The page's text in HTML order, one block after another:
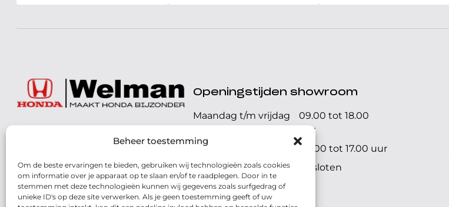
Beheer toestemming
Om de beste ervaringen te bieden, gebruiken wij technologieën zoals cookies
om informatie over je apparaat op te slaan en/of te raadplegen. Door in te
stemmen met deze technologieën kunnen wij gegevens zoals surfgedrag of
unieke ID's op deze site verwerken. Als je geen toestemming geeft of uw
072 - 57 16 9 40
Parelweg 3, 1812 RS
Alkmaar
Routebeschrijving
Openingstijden showroom
Maandag t/m vrijdag
09.00 tot 18.00
uur
Zaterdag
09.00 tot 17.00 uur
Zondag
Gesloten